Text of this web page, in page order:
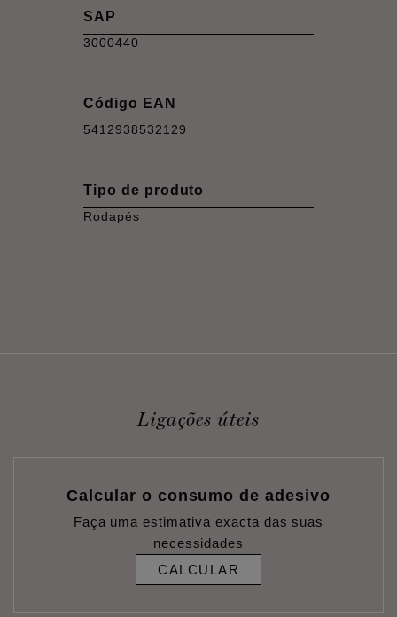
SAP
3000440
Código EAN
5412938532129
Tipo de produto
Rodapés
Ligações úteis
Calcular o consumo de adesivo
Faça uma estimativa exacta das suas
necessidades
CALCULAR